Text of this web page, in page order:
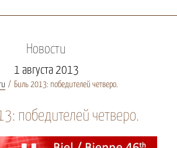
Новости
1 августа 2013
Биль 2013: победителей четверо.
победителей четверо.